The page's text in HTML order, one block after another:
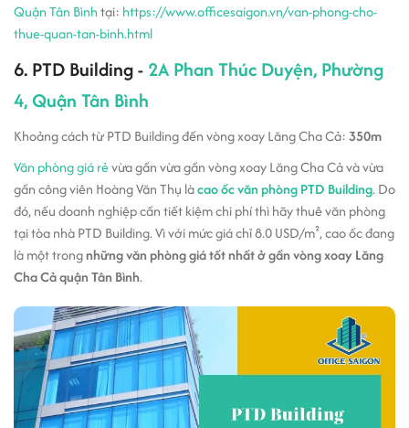
Quận Tân Bìnhtại: https://www.officesaigon.vn/van-phong-cho-
thue-quan-tan-binh.html
6. PTD Building - 2A Phan Thúc Duyện, Phường
4, Quận Tân Bình
Khoảng cách từ PTD Building đến vòng xoay Lăng Cha Cả:350m
Văn phòng giá rẻvừa gần vừa gần vòng xoay Lăng Cha Cả và vừa
gần công viên Hoàng Văn Thụ làcao ốc văn phòng PTD Building. Do
đó, nếu doanh nghiệp cần tiết kiệm chi phí thì hãy thuê văn phòng
tại tòa nhà PTD Building. Vì với mức giá chỉ 8.0 USD/m², cao ốc đang
là một trongnhững văn phòng giá tốt nhất ở gần vòng xoay Lăng
Cha Cả quận Tân Bình.